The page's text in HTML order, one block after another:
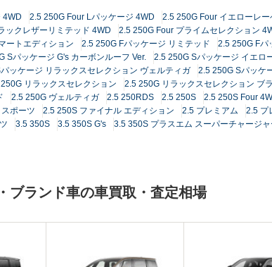
4WD 2.5 250G Four Lパッケージ 4WD
2.5 250G Four イエローレ
ックレザーリミテッド 4WD
2.5 250G Four プライムセレクション
ートエディション 2.5 250G Fパッケージ リミテッド
2.5 250G Fパ
Sパッケージ G's カーボンルーフ Ver.
2.5 250G Sパッケージ イエロ
ッケージ リラックスセレクション ヴェルティガ
2.5 250G Sパッケ
リラックスセレクション
2.5 250G リラックスセレクション ブ
2.5 250G ヴェルティガ 2.5 250RDS 2.5 250S
2.5 250S Four
ポーツ 2.5 250S ファイナル エディション 2.5 プレミアム
2.5 プ
3.5 350S 3.5 350S G's
3.5 350S プラスエム スーパーチャージ
ブランド車の車買取・査定相場